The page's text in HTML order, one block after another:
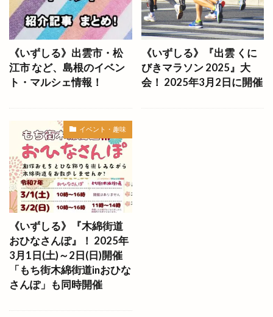
ヒュッゲ
ビアへるん
ビアガーデン
ビアテラス
ビアテリアシーナ
ビアバイキング
ビアパック
ビアフェス
ビアフェスタ
ビアホール
ビジネスフェア
ビジネスホテル
ビストロ
ビストロ309
ビストロサンマルク
ビッグシップ
ビッグハート出雲
ビッグボーイ
ビレッジ
ビーフコロッケ
ビーマイル
ビームス ジャパン
ビール
ピアーチェ
ピクニックゆめタウン出雲店
ファッションセンター
ファミリーバル
ファミリーマート
ファミリーマート平田西店
ファミリーマート雲州平田駅東店
《いずしる》出雲市・松
江市 など、島根のイベン
ト・マルシェ情報！
《いずしる》『出雲 くに
びきマラソン 2025』大
会！ 2025年3月2日に開催
イベント・趣味
《いずしる》『木綿街道
おひなさんぽ』！ 2025年
3月1日(土)～2日(日)開催
「もち街木綿街道inおひな
さんぽ」も同時開催